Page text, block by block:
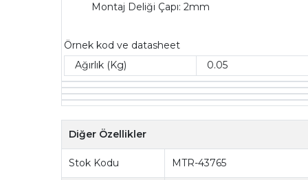
Montaj Deliği Çapı: 2mm
Örnek kod ve datasheet
Ağırlık (Kg)
0.05
Diğer Özellikler
Stok Kodu MTR-43765